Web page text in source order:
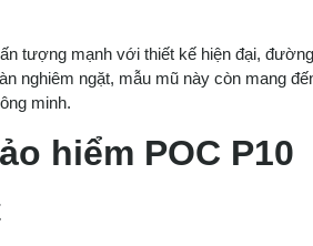
tượng mạnh với thiết kế hiện đại,
nghiêm ngặt, mẫu mũ này còn mang
minh.
hiểm POC P10